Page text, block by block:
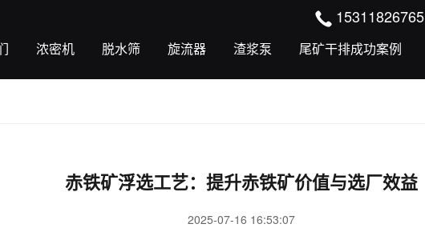
15311826765
浓密机 脱水筛 旋流器 渣浆泵 尾矿干排成功案例
赤铁矿浮选工艺：提升赤铁矿价值与选厂效益
2025-07-16 16:53:07